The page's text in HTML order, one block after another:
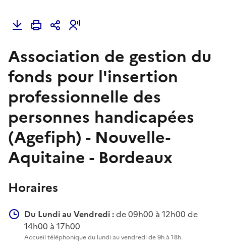
Association de gestion du
fonds pour l'insertion
professionnelle des
personnes handicapées
(Agefiph) - Nouvelle-
Aquitaine - Bordeaux
Horaires
Du Lundi au Vendredi :de 09h00 à 12h00 de
14h00 à 17h00
Accueil téléphonique du lundi au vendredi de 9h à 18h.